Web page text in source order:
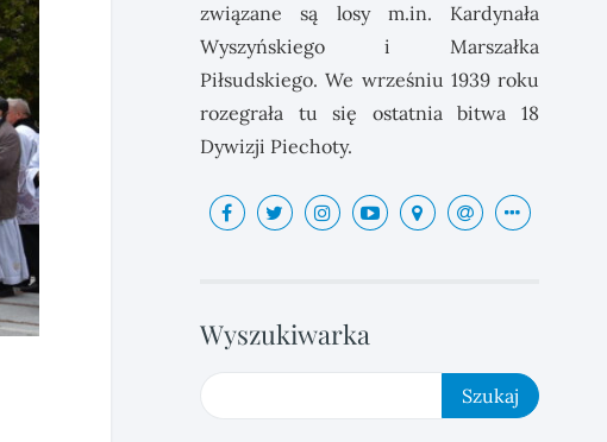
związane są losy m.in. Kardynała
Wyszyńskiego i Marszałka
Piłsudskiego. We wrześniu 1939 roku
rozegrała tu się ostatnia bitwa 18
Dywizji Piechoty.
Wyszukiwarka